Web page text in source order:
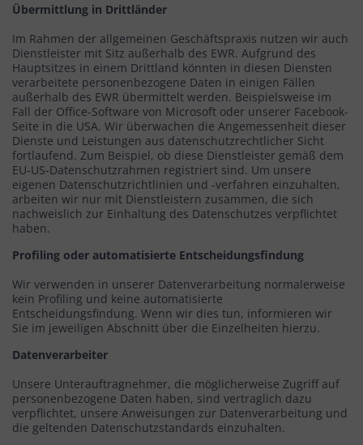
Übermittlung in Drittländer
Im Rahmen der allgemeinen Geschäftspraxis nutzen wir auch
Dienstleister mit Sitz außerhalb des EWR. Aufgrund des
Hauptsitzes in einem Drittland könnten in diesen Diensten
verarbeitete personenbezogene Daten in einigen Fällen
außerhalb des EWR übermittelt werden. Beispielsweise im
Fall der Office-Software von Microsoft oder unserer Facebook-
Seite in die USA. Wir überwachen die Angemessenheit dieser
Dienste und Leistungen aus datenschutzrechtlicher Sicht
fortlaufend. Zum Beispiel, ob diese Dienstleister gemäß dem
EU-US-Datenschutzrahmen registriert sind. Um unsere
eigenen Datenschutzrichtlinien und -verfahren einzuhalten,
arbeiten wir nur mit Dienstleistern zusammen, die sich
nachweislich zur Einhaltung des Datenschutzes verpflichtet
haben.
Profiling oder automatisierte Entscheidungsfindung
Wir verwenden in unserer Datenverarbeitung normalerweise
kein Profiling und keine automatisierte
Entscheidungsfindung. Wenn wir dies tun, informieren wir
Sie im jeweiligen Abschnitt über die Einzelheiten hierzu.
Datenverarbeiter
Unsere Unterauftragnehmer, die möglicherweise Zugriff auf
personenbezogene Daten haben, sind vertraglich dazu
verpflichtet, unsere Anweisungen zur Datenverarbeitung und
die geltenden Datenschutzstandards einzuhalten.